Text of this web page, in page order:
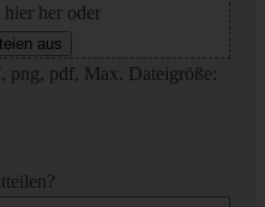
her oder
aus
png, pdf, Max. Dateigröße: